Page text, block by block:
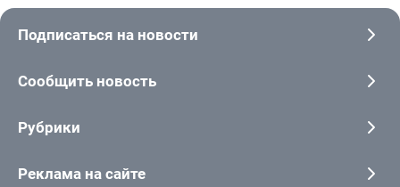
Подписаться на новости
Сообщить новость
Рубрики
Реклама на сайте